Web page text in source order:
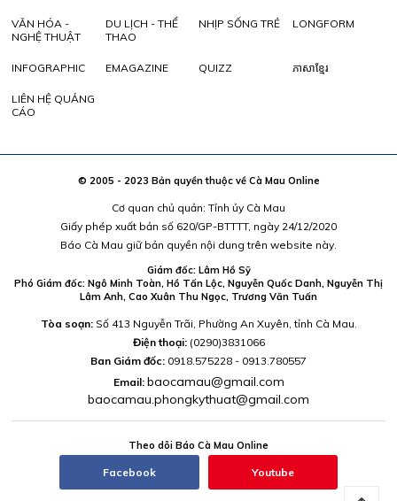
VĂN HÓA -
NGHỆ THUẬT
DU LỊCH - THỂ
THAO
NHỊP SỐNG TRẺ LONGFORM
INFOGRAPHIC EMAGAZINE QUIZZ ភាសាខ្មែរ
LIÊN HỆ QUẢNG
CÁO
© 2005 - 2023 Bản quyền thuộc về Cà Mau Online
Cơ quan chủ quản: Tỉnh ủy Cà Mau
Giấy phép xuất bản số 620/GP-BTTTT, ngày 24/12/2020
Báo Cà Mau giữ bản quyền nội dung trên website này.
Giám đốc: Lâm Hồ Sỹ
Phó Giám đốc: Ngô Minh Toàn, Hồ Tấn Lộc, Nguyễn Quốc Danh, Nguyễn Thị
Lâm Anh, Cao Xuân Thu Ngọc, Trương Văn Tuấn
Tòa soạn:Số 413 Nguyễn Trãi, Phường An Xuyên, tỉnh Cà Mau.
Điện thoại: (0290)3831066
Ban Giám đốc: 0918.575228 - 0913.780557
Email: baocamau@gmail.com
baocamau.phongkythuat@gmail.com
Theo dõi Báo Cà Mau Online
Facebook Youtube